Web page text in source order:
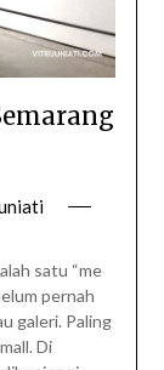
satu “me
pernah
galeri. Paling
Di